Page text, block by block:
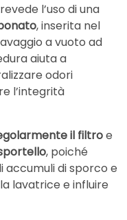
l’uso di una
, inserita nel
a vuoto ad
aiuta a
odori
l’integrità
il filtroe
, poiché
accumuli di sporco e
lavatrice e influire